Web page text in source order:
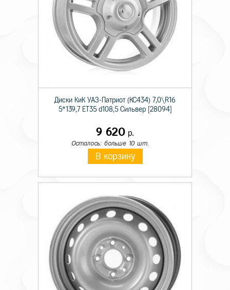
Диски КиК УАЗ-Патриот (КС434) 7,0\R16
5*139,7 ET35 d108,5 Сильвер [28094]
9 620 р.
Осталось: больше 10 шт.
В корзину